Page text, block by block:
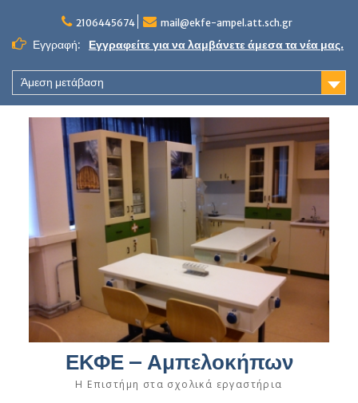
content
2106445674 mail@ekfe-ampel.att.sch.gr
Εγγραφή: Εγγραφείτε για να λαμβάνετε άμεσα τα νέα μας.
Άμεση μετάβαση
ΕΚΦΕ – Αμπελοκήπων
Η Επιστήμη στα σχολικά εργαστήρια